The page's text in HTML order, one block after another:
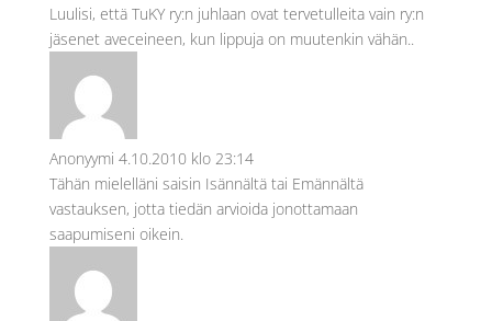
Luulisi, että TuKY ry:n juhlaan ovat tervetulleita vain ry:n
jäsenet aveceineen, kun lippuja on muutenkin vähän..
Anonyymi 4.10.2010 klo 23:14
Tähän mielelläni saisin Isännältä tai Emännältä
vastauksen, jotta tiedän arvioida jonottamaan
saapumiseni oikein.